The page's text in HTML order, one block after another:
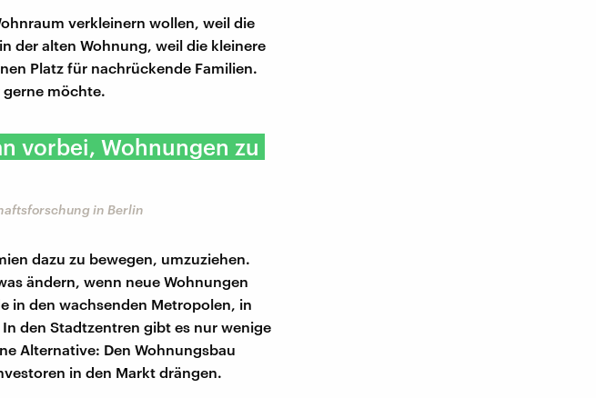
verkleinern wollen, weil die
der alten Wohnung, weil die kleinere
Platz für nachrückende Familien.
gerne möchte.
vorbei, Wohnungen zu
in Berlin
dazu zu bewegen, umzuziehen.
ändern, wenn neue Wohnungen
in den wachsenden Metropolen, in
den Stadtzentren gibt es nur wenige
Alternative: Den Wohnungsbau
in den Markt drängen.